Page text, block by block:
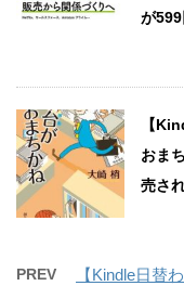
が
【
おま
売さ
PREV
【Kindle日替